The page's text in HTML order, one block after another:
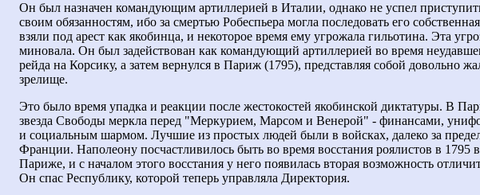
Он был назначен командующим артиллерией в Италии, однако не успел
своим обязанностям, ибо за смертью Робеспьера могла последовать его
взяли под арест как якобинца, и некоторое время ему угрожала гильотина. Эта
миновала. Он был задействован как командующий артиллерией во время
рейда на Корсику, а затем вернулся в Париж (1795), представляя собой довольно
зрелище.
Это было время упадка и реакции после жестокостей якобинской диктатуры. В
звезда Свободы меркла перед "Меркурием, Марсом и Венерой" - финансами,
и социальным шармом. Лучшие из простых людей были в войсках, далеко за
Франции. Наполеону посчастливилось быть во время восстания роялистов в 1795 в
Париже, и с началом этого восстания у него появилась вторая возможность
Он спас Республику, которой теперь управляла Директория.